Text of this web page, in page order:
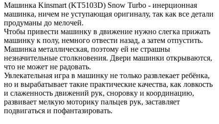
Машинка Kinsmart (KT5103D) Snow Turbo - инерционная
машинка, ничем не уступающая оригиналу, так как все детали
продуманы до мелочей.
Чтобы привести машинку в движение нужно слегка прижать
машинку к полу, немного отвести назад, а затем отпустить.
Машинка металлическая, поэтому ей не страшны
незначительные столкновения. Двери машинки открываются,
что не может не радовать.
Увлекательная игра в машинку не только развлекает ребёнка,
но и вырабатывает такие практические качества, как ловкость
и слаженность движений рук, сноровку и координацию,
развивает мелкую моторику пальцев рук, заставляет
подвигаться и пофантазировать.